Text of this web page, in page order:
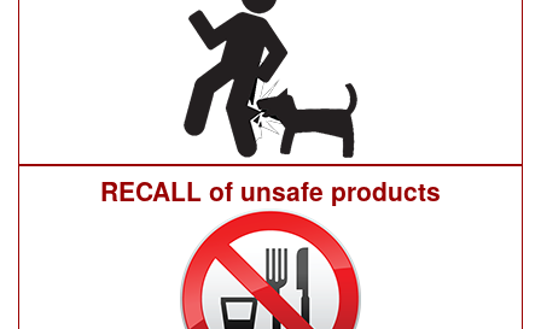
RECALL of unsafe products